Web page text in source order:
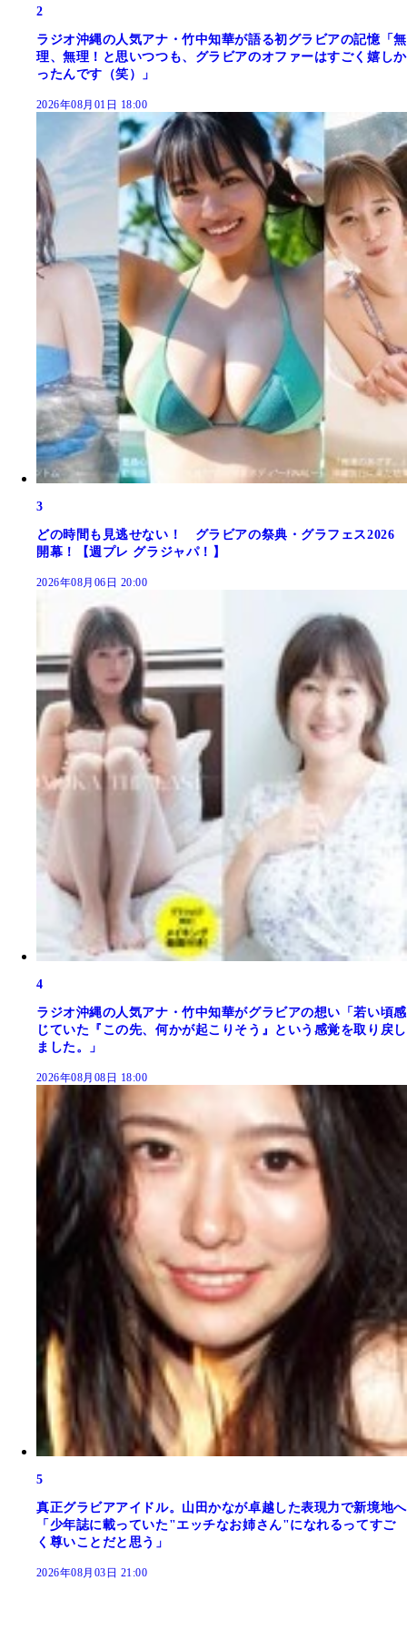
2
ラジオ沖縄の人気アナ・竹中知華が語る初グラビアの記憶「無
理、無理！と思いつつも、グラビアのオファーはすごく嬉しか
ったんです（笑）」
2026年08月01日 18:00
3
どの時間も見逃せない！ グラビアの祭典・グラフェス2026
開幕！【週プレ グラジャパ！】
2026年08月06日 20:00
4
ラジオ沖縄の人気アナ・竹中知華がグラビアの想い「若い頃感
じていた『この先、何かが起こりそう』という感覚を取り戻し
ました。」
2026年08月08日 18:00
5
真正グラビアアイドル。山田かなが卓越した表現力で新境地へ
「少年誌に載っていた"エッチなお姉さん"になれるってすご
く尊いことだと思う」
2026年08月03日 21:00